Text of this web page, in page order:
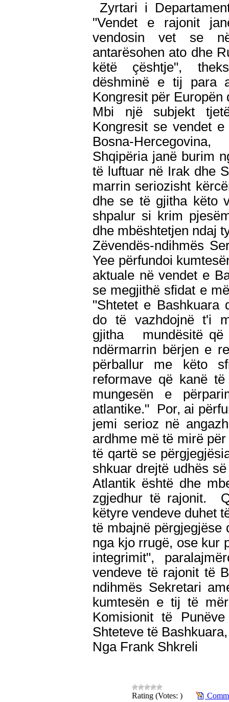
Zyrtari i
"Vendet e rajonit
vendosin vet se
antarësohen ato dhe
këtë çështje",
dëshminë e tij para
Kongresit për Europën
Mbi një subjekt
Kongresit se vendet
Bosna-
Shqipëria janë burim
të luftuar në Irak dhe
marrin seriozisht
dhe se të gjitha këto
shpalur si krim
dhe mbështetjen ndaj
Zëvendës-ndihmës
Yee përfundoi
aktuale në vendet e
se megjithë sfidat e
"Shtetet e Bashkuara
do të vazhdojnë t'i
gjitha mundësitë që
ndërmarrin bërjen e
përballur me këto
reformave që kanë
mungesën e
atlantike." Por, ai
jemi serioz në
ardhme më të mirë
të qartë se
shkuar drejtë udhës
Atlantik është dhe
zgjedhur të rajonit.
këtyre vendeve duhet
të mbajnë përgjegjëse
nga kjo rrugë, ose kur
integrimit",
vendeve të rajonit të
ndihmës Sekretari
kumtesën e tij të
Komisionit të
Shteteve të
Nga Frank Shkreli
Rating (Votes: )